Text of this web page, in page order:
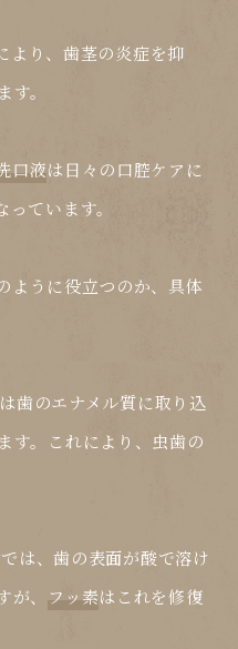
より、歯茎の炎症を抑
。
口液は日々の口腔ケアに
ています。
ように役立つのか、具体
は歯のエナメル質に取り込
す。これにより、虫歯の
は、歯の表面が酸で溶け
、 フッ素はこれを修復